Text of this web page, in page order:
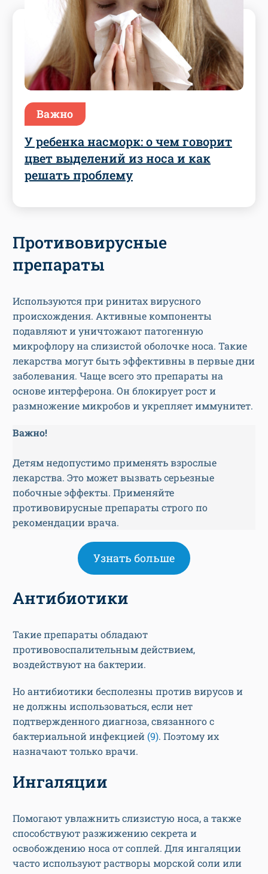
Важно
У ребенка насморк: о чем говорит
цвет выделений из носа и как
решать проблему
Противовирусные
препараты
Используются при ринитах вирусного
происхождения. Активные компоненты
подавляют и уничтожают патогенную
микрофлору на слизистой оболочке носа. Такие
лекарства могут быть эффективны в первые дни
заболевания. Чаще всего это препараты на
основе интерферона. Он блокирует рост и
размножение микробов и укрепляет иммунитет.
Важно!
Детям недопустимо применять взрослые
лекарства. Это может вызвать серьезные
побочные эффекты. Применяйте
противовирусные препараты строго по
рекомендации врача.
Узнать больше
Антибиотики
Такие препараты обладают
противовоспалительным действием,
воздействуют на бактерии.
Но антибиотики бесполезны против вирусов и
не должны использоваться, если нет
подтвержденного диагноза, связанного с
бактериальной инфекцией (9). Поэтому их
назначают только врачи.
Ингаляции
Помогают увлажнить слизистую носа, а также
способствуют разжижению секрета и
освобождению носа от соплей. Для ингаляции
часто используют растворы морской соли или